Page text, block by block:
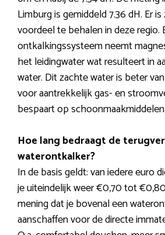
Limburg is gemiddeld 7.36 dH. Er
voordeel te behalen in deze regio.
ontkalkingssysteem neemt
het leidingwater wat resulteert in
water. Dit zachte water is beter
voor aantrekkelijk gas- en
bespaart op schoonmaakmiddelen.
Hoe lang bedraagt de
waterontkalker?
In de basis geldt: van iedere euro
je uiteindelijk weer €0,70 tot
mening dat je bovenal een
aanschaffen voor de directe